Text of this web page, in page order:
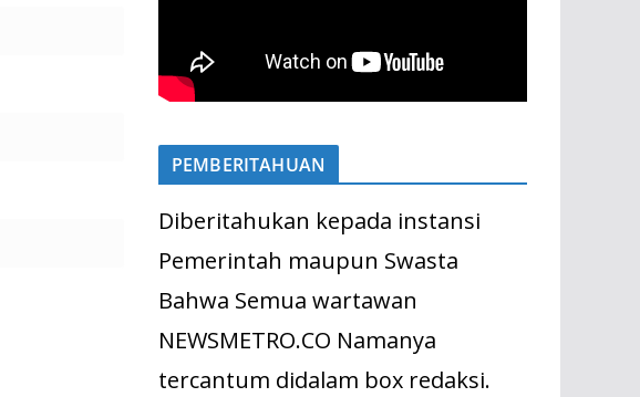
PEMBERITAHUAN
Diberitahukan kepada instansi
Pemerintah maupun Swasta
Bahwa Semua wartawan
NEWSMETRO.CO Namanya
tercantum didalam box redaksi.